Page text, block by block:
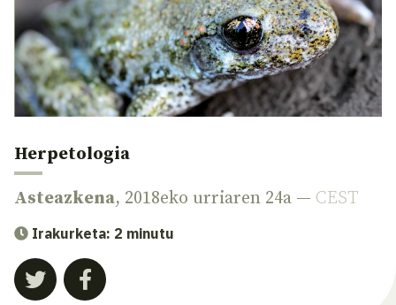
Herpetologia
Asteazkena, 2018eko urriaren 24a — CEST
Irakurketa: 2 minutu